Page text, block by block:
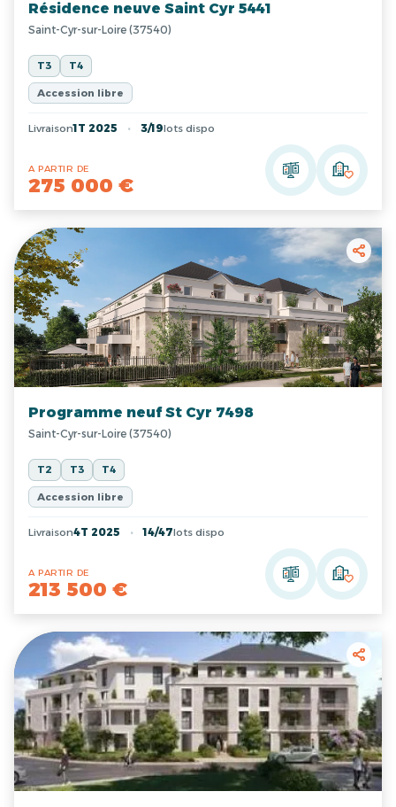
Résidence neuve Saint Cyr 5441
Saint-Cyr-sur-Loire (37540)
T3 T4
Accession libre
Livraison1T 2025 3/19lots dispo
A PARTIR DE
275 000 €
Programme neuf St Cyr 7498
Saint-Cyr-sur-Loire (37540)
T2 T3 T4
Accession libre
Livraison4T 2025 14/47lots dispo
A PARTIR DE
213 500 €